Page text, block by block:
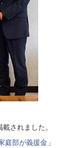
されました。
庭部が義援金 」